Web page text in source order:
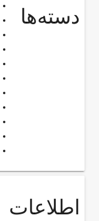
دسته‌ها
اطلاعات